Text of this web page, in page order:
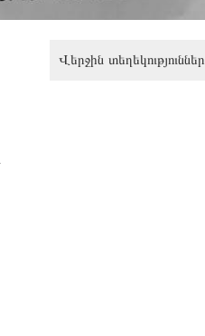
Վերջին տեղեկություններ